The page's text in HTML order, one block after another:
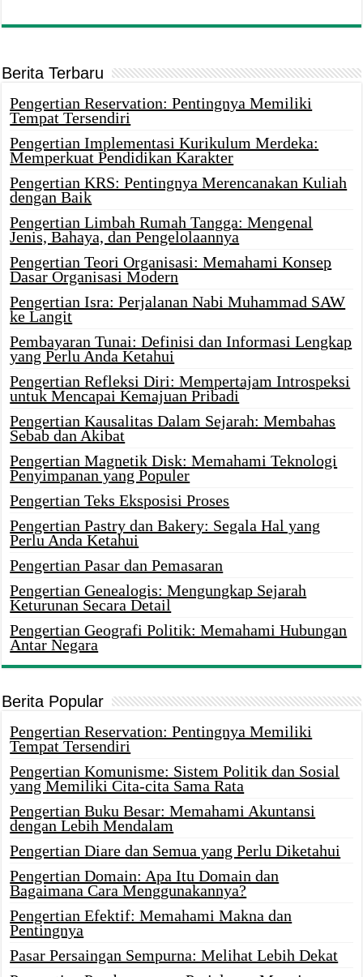
Berita Terbaru
Pengertian Reservation: Pentingnya Memiliki
Tempat Tersendiri
Pengertian Implementasi Kurikulum Merdeka:
Memperkuat Pendidikan Karakter
Pengertian KRS: Pentingnya Merencanakan Kuliah
dengan Baik
Pengertian Limbah Rumah Tangga: Mengenal
Jenis, Bahaya, dan Pengelolaannya
Pengertian Teori Organisasi: Memahami Konsep
Dasar Organisasi Modern
Pengertian Isra: Perjalanan Nabi Muhammad SAW
ke Langit
Pembayaran Tunai: Definisi dan Informasi Lengkap
yang Perlu Anda Ketahui
Pengertian Refleksi Diri: Mempertajam Introspeksi
untuk Mencapai Kemajuan Pribadi
Pengertian Kausalitas Dalam Sejarah: Membahas
Sebab dan Akibat
Pengertian Magnetik Disk: Memahami Teknologi
Penyimpanan yang Populer
Pengertian Teks Eksposisi Proses
Pengertian Pastry dan Bakery: Segala Hal yang
Perlu Anda Ketahui
Pengertian Pasar dan Pemasaran
Pengertian Genealogis: Mengungkap Sejarah
Keturunan Secara Detail
Pengertian Geografi Politik: Memahami Hubungan
Antar Negara
Berita Popular
Pengertian Reservation: Pentingnya Memiliki
Tempat Tersendiri
Pengertian Komunisme: Sistem Politik dan Sosial
yang Memiliki Cita-cita Sama Rata
Pengertian Buku Besar: Memahami Akuntansi
dengan Lebih Mendalam
Pengertian Diare dan Semua yang Perlu Diketahui
Pengertian Domain: Apa Itu Domain dan
Bagaimana Cara Menggunakannya?
Pengertian Efektif: Memahami Makna dan
Pentingnya
Pasar Persaingan Sempurna: Melihat Lebih Dekat